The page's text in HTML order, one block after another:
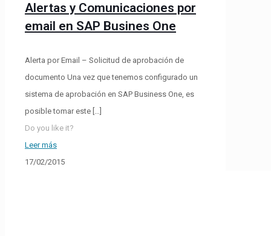
Alertas y Comunicaciones por
email en SAP Busines One
Alerta por Email – Solicitud de aprobación de
documento Una vez que tenemos configurado un
sistema de aprobación en SAP Business One, es
posible tomar este […]
Do you like it?
Leer más
17/02/2015